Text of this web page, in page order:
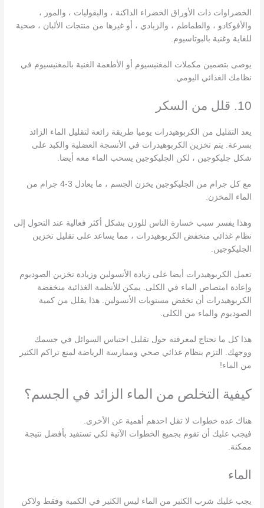
الخضراوات ذات الأوراق الخضراء الداكنة ، والبقوليات ، والموز ،
والأفوكادو ، والطماطم ، والزبادي ، أو غيرها من منتجات الألبان ، صحية
للغاية وغنية بالبوتاسيوم.
يوصى بتضمين مكملات المغنيسيوم أو الأطعمة الغنية بالمغنيسيوم في
نظامك الغذائي اليومي.
10. قلل من السكر
يعد التقليل من الكربوهيدرات يوميا طريقة رائعة لتقليل الماء الزائد
بسرعة. يتم تخزين الكربوهيدرات في الأنسجة العضلية والكبد على
شكل جليكوجين ، لكن الجليكوجين يسحب الماء معه أيضا.
مع كل جرام من الجليكوجين يخزن الجسم ، ما يعادل 3-4 جرام من
الماء المخزن.
وهذا يفسر سبب خسارة الناس للوزن بشكل أكثر فعالية عند التحول إلى
نظام غذائي منخفض الكربوهيدرات ، مما يساعد على تقليل تخزين
الجليكوجين.
تعمل الكربوهيدرات أيضا على زيادة الأنسولين وزيادة تخزين الصوديوم
وإعادة امتصاص الماء في الكلى. يمكن للأنظمة الغذائية منخفضة
الكربوهيدرات أن تخفض مستويات الأنسولين. هذا يقلل من كمية
الصوديوم والماء من الكلى.
هذا كل ما تحتاج لمعرفته حول تقليل احتباس السوائل في جسمك
ووجهك. التزم بنظام غذائي صحي وممارسة الرياضة لمنع تراكم الكثير
من الماء!
كيفية التخلص من الماء الزائد في الجسم؟
هناك عده خطوات لا تقل احدهم أهمية عن الأخرى.
فيجب عليك أن تقوم بجميع الخطوات الآتية لكي تستفيد بأفضل نتيجة
ممكنة.
الماء
يجب عليك شرب الكثير من الماء ليس الكثير في الكمية وفقط ولاكن